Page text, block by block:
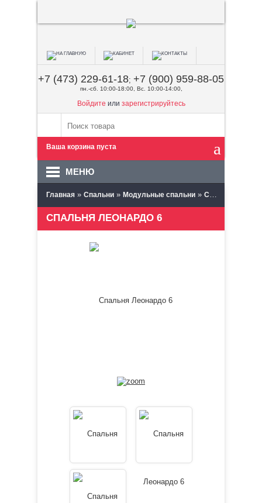
+7 (473) 229-61-18; +7 (900) 959-88-05
пн.-сб. 10:00-18:00, Вс. 10:00-14:00,
Войдите или зарегистрируйтесь
Ваша корзина пуста
МЕНЮ
Главная » Спальни » Модульные спальни » Сантан (Пенза)
СПАЛЬНЯ ЛЕОНАРДО 6